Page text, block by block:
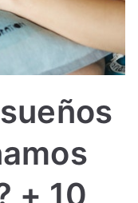
IN
TE
G
R
A
+ 10